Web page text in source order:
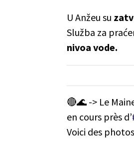
U Anžeu su
Služba za
nivoa vode.
🔴🌊 -> Le
en cours près d’
Voici des